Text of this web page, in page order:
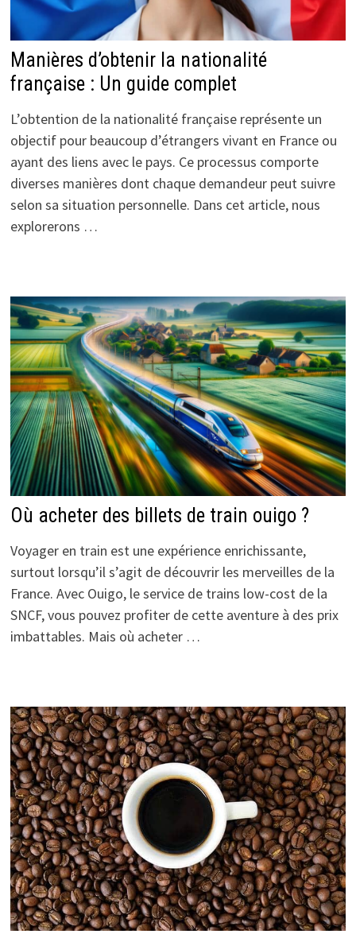
Manières d’obtenir la nationalité
française : Un guide complet
L’obtention de la nationalité française représente un
objectif pour beaucoup d’étrangers vivant en France ou
ayant des liens avec le pays. Ce processus comporte
diverses manières dont chaque demandeur peut suivre
selon sa situation personnelle. Dans cet article, nous
explorerons …
Où acheter des billets de train ouigo ?
Voyager en train est une expérience enrichissante,
surtout lorsqu’il s’agit de découvrir les merveilles de la
France. Avec Ouigo, le service de trains low-cost de la
SNCF, vous pouvez profiter de cette aventure à des prix
imbattables. Mais où acheter …